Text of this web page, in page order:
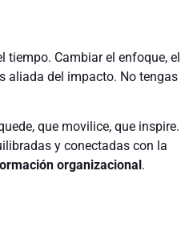
tiempo. Cambiar el enfoque, el
aliada del impacto. No tengas
que movilice, que inspire.
y conectadas con la
organizacional .